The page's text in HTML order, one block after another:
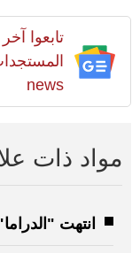
تابعوا
news
مواد ذات
انتهت